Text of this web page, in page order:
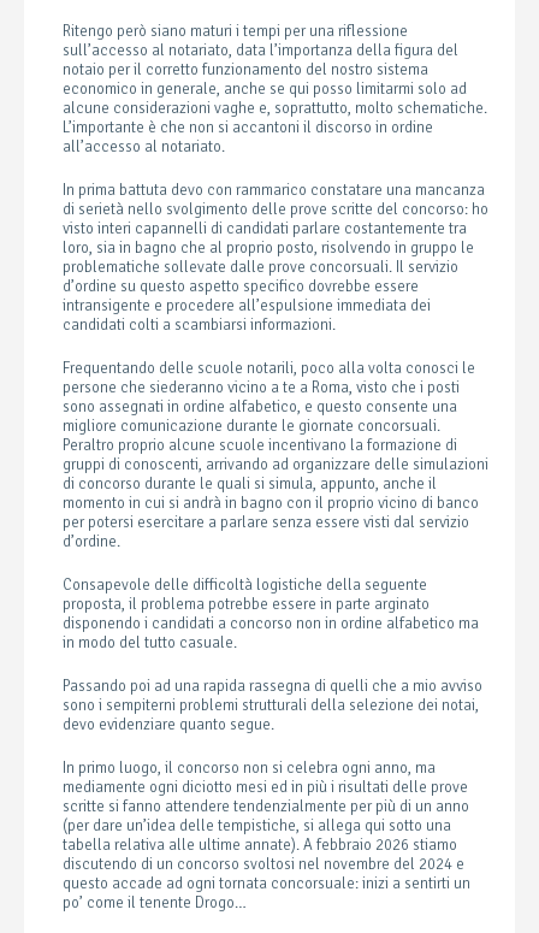
Ritengo però siano maturi i tempi per una riflessione
sull’accesso al notariato, data l’importanza della figura del
notaio per il corretto funzionamento del nostro sistema
economico in generale, anche se qui posso limitarmi solo ad
alcune considerazioni vaghe e, soprattutto, molto schematiche.
L’importante è che non si accantoni il discorso in ordine
all’accesso al notariato.
In prima battuta devo con rammarico constatare una mancanza
di serietà nello svolgimento delle prove scritte del concorso: ho
visto interi capannelli di candidati parlare costantemente tra
loro, sia in bagno che al proprio posto, risolvendo in gruppo le
problematiche sollevate dalle prove concorsuali. Il servizio
d’ordine su questo aspetto specifico dovrebbe essere
intransigente e procedere all’espulsione immediata dei
candidati colti a scambiarsi informazioni.
Frequentando delle scuole notarili, poco alla volta conosci le
persone che siederanno vicino a te a Roma, visto che i posti
sono assegnati in ordine alfabetico, e questo consente una
migliore comunicazione durante le giornate concorsuali.
Peraltro proprio alcune scuole incentivano la formazione di
gruppi di conoscenti, arrivando ad organizzare delle simulazioni
di concorso durante le quali si simula, appunto, anche il
momento in cui si andrà in bagno con il proprio vicino di banco
per potersi esercitare a parlare senza essere visti dal servizio
d’ordine.
Consapevole delle difficoltà logistiche della seguente
proposta, il problema potrebbe essere in parte arginato
disponendo i candidati a concorso non in ordine alfabetico ma
in modo del tutto casuale.
Passando poi ad una rapida rassegna di quelli che a mio avviso
sono i sempiterni problemi strutturali della selezione dei notai,
devo evidenziare quanto segue.
In primo luogo, il concorso non si celebra ogni anno, ma
mediamente ogni diciotto mesi ed in più i risultati delle prove
scritte si fanno attendere tendenzialmente per più di un anno
(per dare un’idea delle tempistiche, si allega qui sotto una
tabella relativa alle ultime annate). A febbraio 2026 stiamo
discutendo di un concorso svoltosi nel novembre del 2024 e
questo accade ad ogni tornata concorsuale: inizi a sentirti un
po’ come il tenente Drogo…